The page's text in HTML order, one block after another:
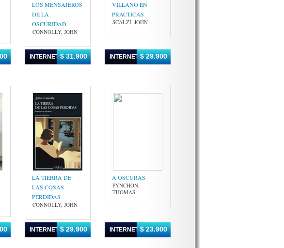
LOS MENSAJEROS
DE LA
OSCURIDAD
CONNOLLY, JOHN
INTERNET $ 31.900
VILLANO EN
PRACTICAS
SCALZI, JOHN
INTERNET $ 29.900
LA TIERRA DE
LAS COSAS
PERDIDAS
CONNOLLY, JOHN
INTERNET $ 29.900
A OSCURAS
PYNCHON,
THOMAS
INTERNET $ 23.900